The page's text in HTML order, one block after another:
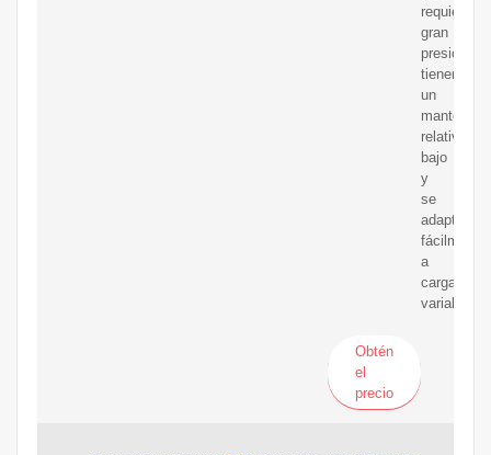
requieren
gran
presión,
tienen
un
bajo
y
se
adaptan
fácilmente
a
cargas
variables.
Obtén
el
precio